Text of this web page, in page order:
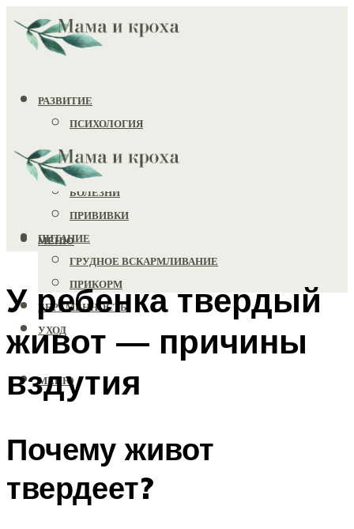
РАЗВИТИЕ
ПСИХОЛОГИЯ
ИГРУШКИ
ЗДОРОВЬЕ
БОЛЕЗНИ
ПРИВИВКИ
ПИТАНИЕ
ГРУДНОЕ ВСКАРМЛИВАНИЕ
ПРИКОРМ
БЕРЕМЕННОСТЬ
УХОД
МЕНЮ
МЕНЮ
У ребенка твердый
живот — причины
вздутия
Почему живот
твердеет?